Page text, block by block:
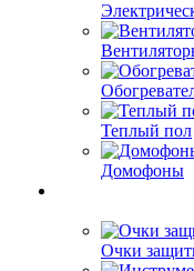
Теплый пол
Домофоны
Очки